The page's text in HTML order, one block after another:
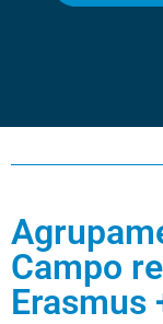
Campo
Erasmus